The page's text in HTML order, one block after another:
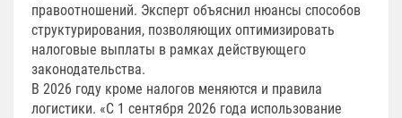
правоотношений. Эксперт объяснил нюансы способов
структурирования, позволяющих оптимизировать
налоговые выплаты в рамках действующего
законодательства.
В 2026 году кроме налогов меняются и правила
логистики. «С 1 сентября 2026 года использование